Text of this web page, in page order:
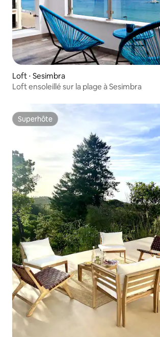
Loft ⋅ Sesimbra
Loft ensoleillé sur la plage à Sesimbra
Superhôte
Superhôte